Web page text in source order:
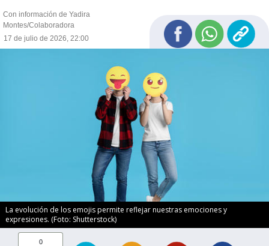
Con información de Yadira
Montes/Colaboradora
17 de julio de 2026, 22:00
La evolución de los emojis permite reflejar nuestras emociones y
expresiones. (Foto: Shutterstock)
0